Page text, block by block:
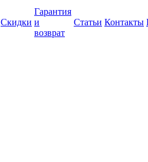
Скидки
Гарантия
и
возврат
Статьи Контакты